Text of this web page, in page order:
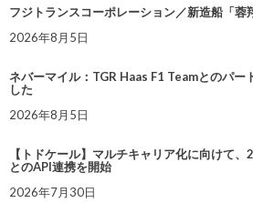
フジトランスコーポレーション／新造船「蓉
2026年8月5日
ネバーマイル：TGR Haas F1 Teamとのパー
した
2026年8月5日
【トドケール】マルチキャリア化に向けて
とのAPI連携を開始
2026年7月30日